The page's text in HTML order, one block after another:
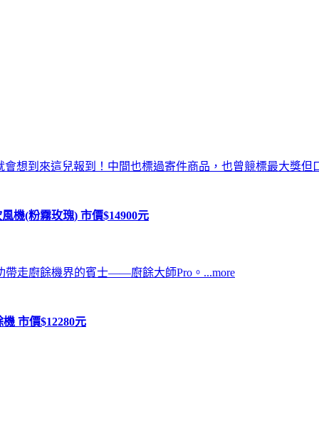
想到來這兒報到！中間也標過寄件商品，也曾競標最大獎但
機(粉霧玫瑰) 市價$14900元
帶走廚餘機界的賓士——廚餘大師Pro。...more
市價$12280元